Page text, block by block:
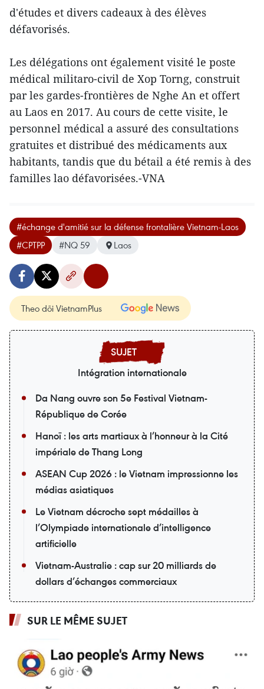
d'études et divers cadeaux à des élèves
défavorisés.
Les délégations ont également visité le poste
médical militaro-civil de Xop Torng, construit
par les gardes-frontières de Nghe An et offert
au Laos en 2017. Au cours de cette visite, le
personnel médical a assuré des consultations
gratuites et distribué des médicaments aux
habitants, tandis que du bétail a été remis à des
familles lao défavorisées.-VNA
#échange d'amitié sur la défense frontalière Vietnam-Laos
#CPTPP
#NQ 59 Laos
Theo dõi VietnamPlus
Intégration internationale
Da Nang ouvre son 5e Festival Vietnam-
République de Corée
Hanoï : les arts martiaux à l’honneur à la Cité
impériale de Thang Long
ASEAN Cup 2026 : le Vietnam impressionne les
médias asiatiques
Le Vietnam décroche sept médailles à
l’Olympiade internationale d’intelligence
artificielle
Vietnam-Australie : cap sur 20 milliards de
dollars d’échanges commerciaux
SUR LE MÊME SUJET